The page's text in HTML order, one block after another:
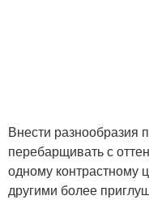
Внести разнообразия
перебарщивать с
одному контрастному
другими более